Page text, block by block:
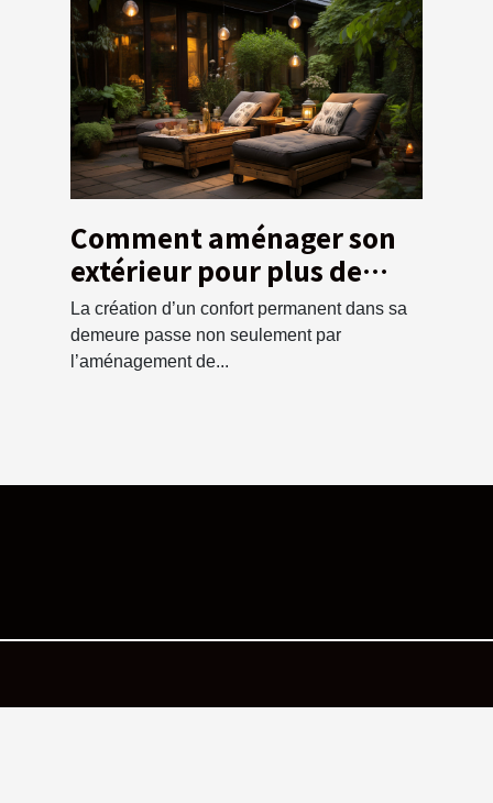
Comment aménager son
extérieur pour plus de
confort
La création d’un confort permanent dans sa
demeure passe non seulement par
l’aménagement de...